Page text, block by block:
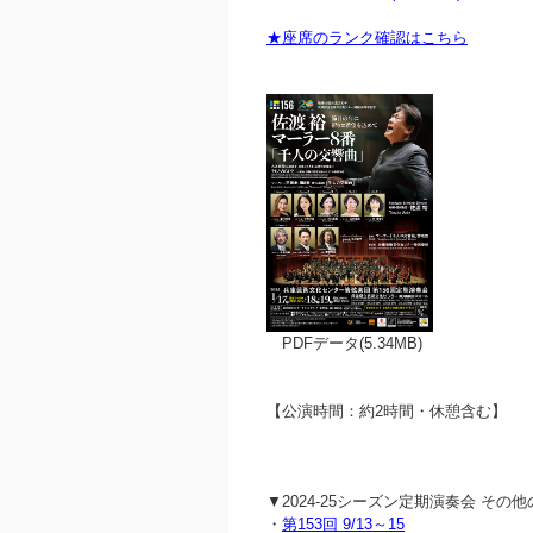
★座席のランク確認はこちら
PDFデータ(5.34MB)
【公演時間：約2時間・休憩含む】
▼2024-25シーズン定期演奏会 その他
・ 第153回 9/13～15